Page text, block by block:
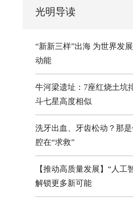
光明导读
“新新三样”出海 为世界发
动能
牛河梁遗址：7座红烧土坑
斗七星高度相似
洗牙出血、牙齿松动？那是
腔在“求救”
【推动高质量发展】“人工
解锁更多新可能